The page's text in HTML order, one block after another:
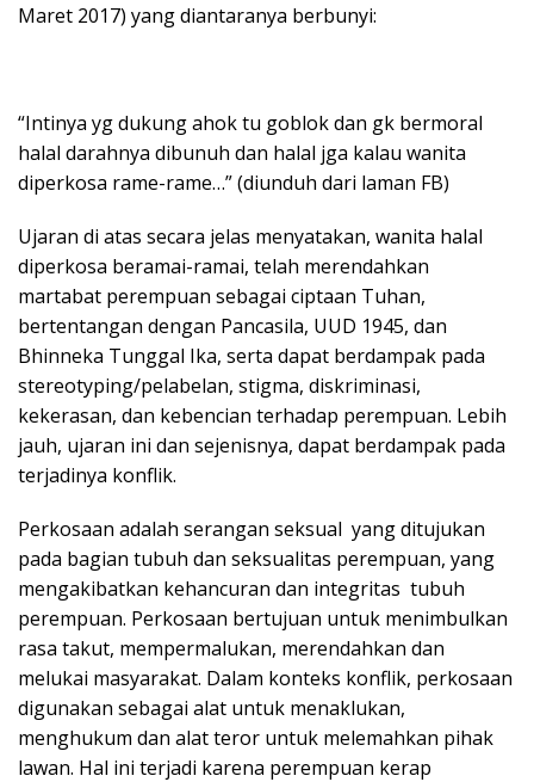
Maret 2017) yang diantaranya berbunyi:
“Intinya yg dukung ahok tu goblok dan gk bermoral
halal darahnya dibunuh dan halal jga kalau wanita
diperkosa rame-rame…” (diunduh dari laman FB)
Ujaran di atas secara jelas menyatakan, wanita halal
diperkosa beramai-ramai, telah merendahkan
martabat perempuan sebagai ciptaan Tuhan,
bertentangan dengan Pancasila, UUD 1945, dan
Bhinneka Tunggal Ika, serta dapat berdampak pada
stereotyping/pelabelan, stigma, diskriminasi,
kekerasan, dan kebencian terhadap perempuan. Lebih
jauh, ujaran ini dan sejenisnya, dapat berdampak pada
terjadinya konflik.
Perkosaan adalah serangan seksual yang ditujukan
pada bagian tubuh dan seksualitas perempuan, yang
mengakibatkan kehancuran dan integritas tubuh
perempuan. Perkosaan bertujuan untuk menimbulkan
rasa takut, mempermalukan, merendahkan dan
melukai masyarakat. Dalam konteks konflik, perkosaan
digunakan sebagai alat untuk menaklukan,
menghukum dan alat teror untuk melemahkan pihak
lawan. Hal ini terjadi karena perempuan kerap